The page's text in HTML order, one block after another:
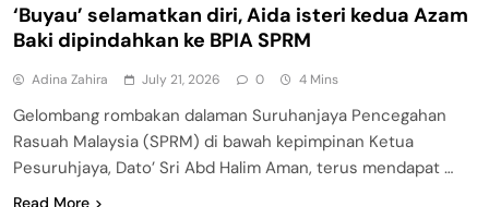
‘Buyau’ selamatkan diri, Aida isteri kedua Azam
Baki dipindahkan ke BPIA SPRM
Adina Zahira July 21, 2026 0 4 Mins
Gelombang rombakan dalaman Suruhanjaya Pencegahan
Rasuah Malaysia (SPRM) di bawah kepimpinan Ketua
Pesuruhjaya, Dato’ Sri Abd Halim Aman, terus mendapat …
Read More